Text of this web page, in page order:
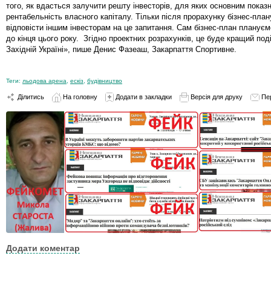
того, як вдасться залучити решту інвесторів, для яких основним
рентабельність власного капіталу. Тільки після прорахунку бізнес-
відповісти іншим інвесторам на це запитання. Сам бізнес-план
до кінця цього року. Згідно проектних розрахунків, це буде кращий
Західній Україні», пише Денис Фазеаш, Закарпаття Спортивне.
Теги: льодова арена ескіз будівництво
Ділитись На головну Додати в закладки Версія для друку
Додати коментар